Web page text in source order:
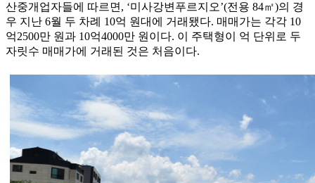
산중개업자들에 따르면, ‘미사강변푸르지오’(전용 84㎡)의 경
우 지난 6월 두 차례 10억 원대에 거래됐다. 매매가는 각각 10
억2500만 원과 10억4000만 원이다. 이 주택형이 억 단위로 두
자릿수 매매가에 거래된 것은 처음이다.